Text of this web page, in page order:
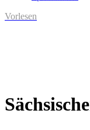
Vorlesen